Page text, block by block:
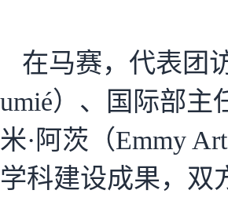
在马赛，代表团
umié）、国际部主
米·阿茨（Emmy
学科建设成果，双